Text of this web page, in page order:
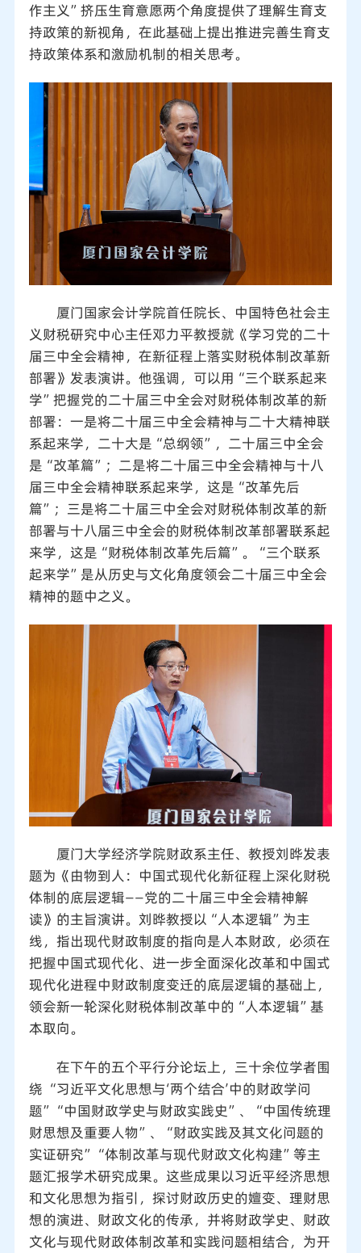
作主义”挤压生育意愿两个角度提供了理解生育支
持政策的新视角，在此基础上提出推进完善生育支
持政策体系和激励机制的相关思考。
厦门国家会计学院首任院长、中国特色社会主
义财税研究中心主任邓力平教授就《学习党的二十
届三中全会精神，在新征程上落实财税体制改革新
部署》发表演讲。他强调，可以用“三个联系起来
学”把握党的二十届三中全会对财税体制改革的新
部署：一是将二十届三中全会精神与二十大精神联
系起来学，二十大是“总纲领”，二十届三中全会
是“改革篇”；二是将二十届三中全会精神与十八
届三中全会精神联系起来学，这是“改革先后
篇”；三是将二十届三中全会对财税体制改革的新
部署与十八届三中全会的财税体制改革部署联系起
来学，这是“财税体制改革先后篇”。“三个联系
起来学”是从历史与文化角度领会二十届三中全会
精神的题中之义。
厦门大学经济学院财政系主任、教授刘晔发表
题为《由物到人：中国式现代化新征程上深化财税
体制的底层逻辑——党的二十届三中全会精神解
读》的主旨演讲。刘晔教授以“人本逻辑”为主
线，指出现代财政制度的指向是人本财政，必须在
把握中国式现代化、进一步全面深化改革和中国式
现代化进程中财政制度变迁的底层逻辑的基础上，
领会新一轮深化财税体制改革中的“人本逻辑”基
本取向。
在下午的五个平行分论坛上，三十余位学者围
绕 “习近平文化思想与‘两个结合’中的财政学问
题”“中国财政学史与财政实践史”、“中国传统理
财思想及重要人物”、“财政实践及其文化问题的
实证研究”“体制改革与现代财政文化构建”等主
题汇报学术研究成果。这些成果以习近平经济思想
和文化思想为指引，探讨财政历史的嬗变、理财思
想的演进、财政文化的传承，并将财政学史、财政
文化与现代财政体制改革和实践问题相结合，为开